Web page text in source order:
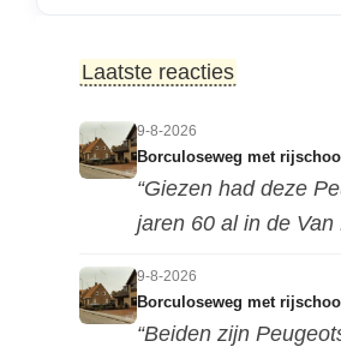
Laatste reacties
9-8-2026
Borculoseweg met
“Giezen had deze
jaren 60 al in de Van
9-8-2026
Borculoseweg met
“Beiden zijn